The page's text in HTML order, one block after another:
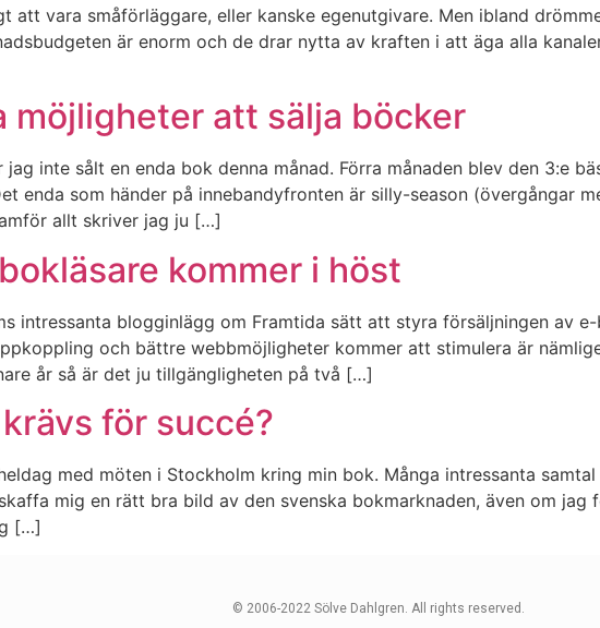
att vara småförläggare, eller kanske egenutgivare. Men ibland
är enorm och de drar nytta av kraften i att äga alla
möjligheter att sälja böcker
inte sålt en enda bok denna månad. Förra månaden blev den 3:e
enda som händer på innebandyfronten är silly-season (övergångar
allt skriver jag ju […]
kommer i höst
intressanta blogginlägg om Framtida sätt att styra försäljningen av
och bättre webbmöjligheter kommer att stimulera är
år så är det ju tillgängligheten på två […]
för succé?
med möten i Stockholm kring min bok. Många intressanta
mig en rätt bra bild av den svenska bokmarknaden, även om
[…]
© 2006-2022 Sölve Dahlgren. All rights reserved.